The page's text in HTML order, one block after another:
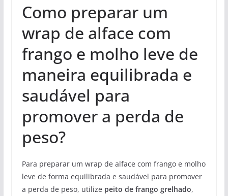
Como preparar um
wrap de alface com
frango e molho leve de
maneira equilibrada e
saudável para
promover a perda de
peso?
Para preparar um wrap de alface com frango e molho
leve de forma equilibrada e saudável para promover
a perda de peso, utilize peito de frango grelhado,